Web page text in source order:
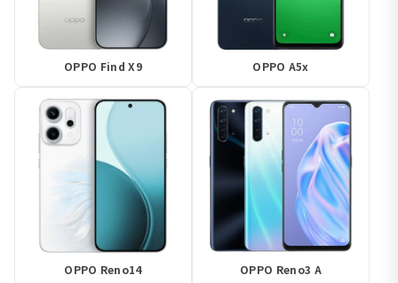
OPPO Find X9 OPPO A5x
OPPO Reno14 OPPO Reno3 A